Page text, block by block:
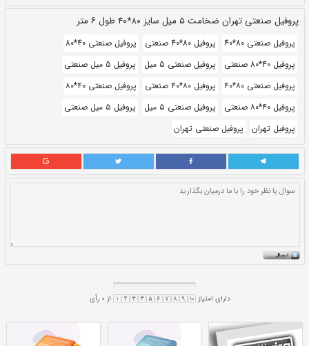
بروز رسانی: ۲۳ دی ۱۴۰۰
قيمت: 252,300ريال
سایز و اندازه:۵ میل ۴۰ در ۸۰ میل
پروفیل صنعتی 40*80
5 میل
پروفیل 5 میل صنعتی